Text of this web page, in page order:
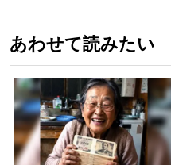
あわせて読みたい